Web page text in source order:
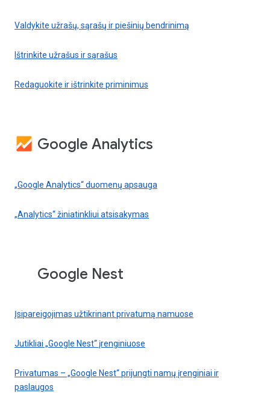
Valdykite užrašų, sąrašų ir piešinių bendrinimą
Ištrinkite užrašus ir sąrašus
Redaguokite ir ištrinkite priminimus
Google Analytics
„Google Analytics“ duomenų apsauga
„Analytics“ žiniatinkliui atsisakymas
Google Nest
Įsipareigojimas užtikrinant privatumą namuose
Jutikliai „Google Nest“ įrenginiuose
Privatumas – „Google Nest“ prijungti namų įrenginiai ir
paslaugos